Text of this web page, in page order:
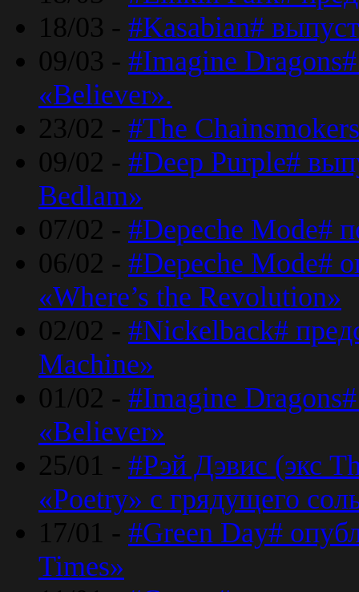
18/03 - #Kasabian#
09/03 - #Imagine
«Believer».
23/02 - #The
09/02 - #Deep Purple#
Bedlam»
07/02 - #Depeche Mode#
06/02 - #Depeche Mode#
«Where’s the Revolution»
02/02 - #Nickelback#
Machine»
01/02 - #Imagine
«Believer»
25/01 - #Рэй Дэвис (экс
«Poetry» с грядущего
17/01 - #Green Day#
Times»